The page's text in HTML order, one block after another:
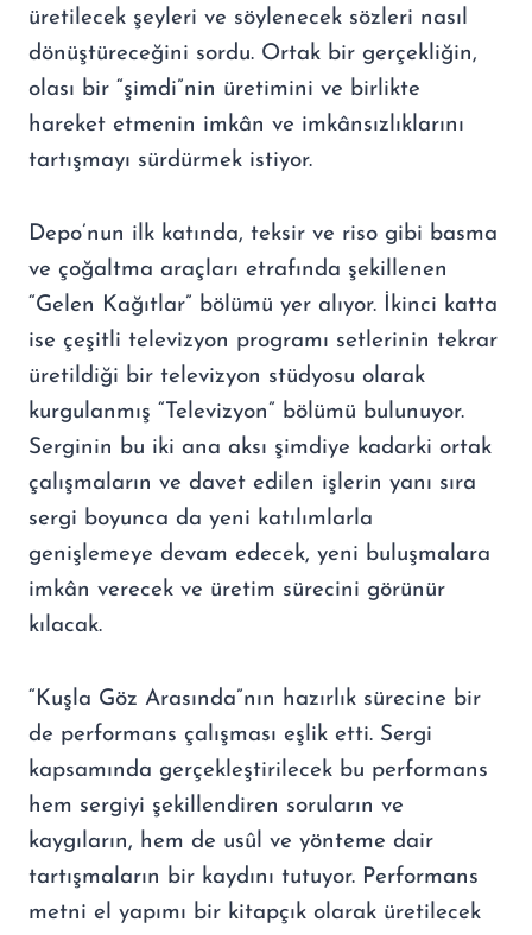
üretilecek şeyleri ve söylenecek sözleri nasıl
dönüştüreceğini sordu. Ortak bir gerçekliğin,
olası bir “şimdi”nin üretimini ve birlikte
hareket etmenin imkân ve imkânsızlıklarını
tartışmayı sürdürmek istiyor.
Depo’nun ilk katında, teksir ve riso gibi basma
ve çoğaltma araçları etrafında şekillenen
“Gelen Kağıtlar” bölümü yer alıyor. İkinci katta
ise çeşitli televizyon programı setlerinin tekrar
üretildiği bir televizyon stüdyosu olarak
kurgulanmış “Televizyon” bölümü bulunuyor.
Serginin bu iki ana aksı şimdiye kadarki ortak
çalışmaların ve davet edilen işlerin yanı sıra
sergi boyunca da yeni katılımlarla
genişlemeye devam edecek, yeni buluşmalara
imkân verecek ve üretim sürecini görünür
kılacak.
“Kuşla Göz Arasında”nın hazırlık sürecine bir
de performans çalışması eşlik etti. Sergi
kapsamında gerçekleştirilecek bu performans
hem sergiyi şekillendiren soruların ve
kaygıların, hem de usûl ve yönteme dair
tartışmaların bir kaydını tutuyor. Performans
metni el yapımı bir kitapçık olarak üretilecek